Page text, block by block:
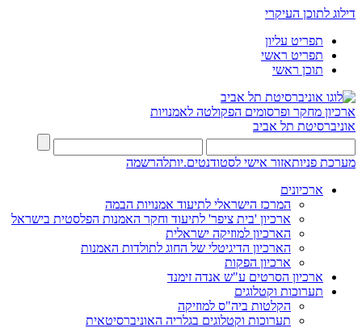
דילוג לתוכן העיקרי
תפריט עליון
תפריט ראשי
תוכן ראשי
ארכיון מחקר ופרסומים הפקולטה לאמנויות
אוניברסיטת תל אביב
מערכת פניותאזור אישי לסטודנטים.יותלהרשמה
ארכיונים
המרכז הישראלי לתיעוד אמנויות הבמה
ארכיון 'בית ציפר' לתיעוד וחקר האמנות הפלסטית בישראל
הארכיון למוזיקה ישראלית
הארכיון הדיגיטלי של החוג לתולדות האמנות
ארכיון הפקות
ארכיון הסרטים ע"ש אנדה זימנד
תערוכות וקטלוגים
הקלטות ביה"ס למוזיקה
תערוכות וקטלוגים בגלריה האוניברסיטאית